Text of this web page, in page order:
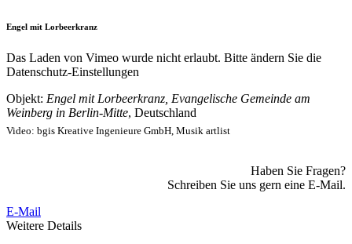
Engel mit Lorbeerkranz
Das Laden von Vimeo wurde nicht erlaubt. Bitte ändern Sie die
Datenschutz-Einstellungen
Objekt: Engel mit Lorbeerkranz, Evangelische Gemeinde am
Weinberg in Berlin-Mitte, Deutschland
Video: bgis Kreative Ingenieure GmbH, Musik artlist
Haben Sie Fragen?
Schreiben Sie uns gern eine E-Mail.
E-Mail
Weitere Details